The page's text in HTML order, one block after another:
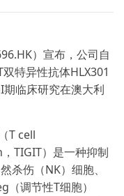
）宣布，公司自
双特异性抗体HLX301
I期临床研究在澳大利
T cell
， TIGIT）是一种抑制
杀伤（NK）细胞、
（调节性T细胞）